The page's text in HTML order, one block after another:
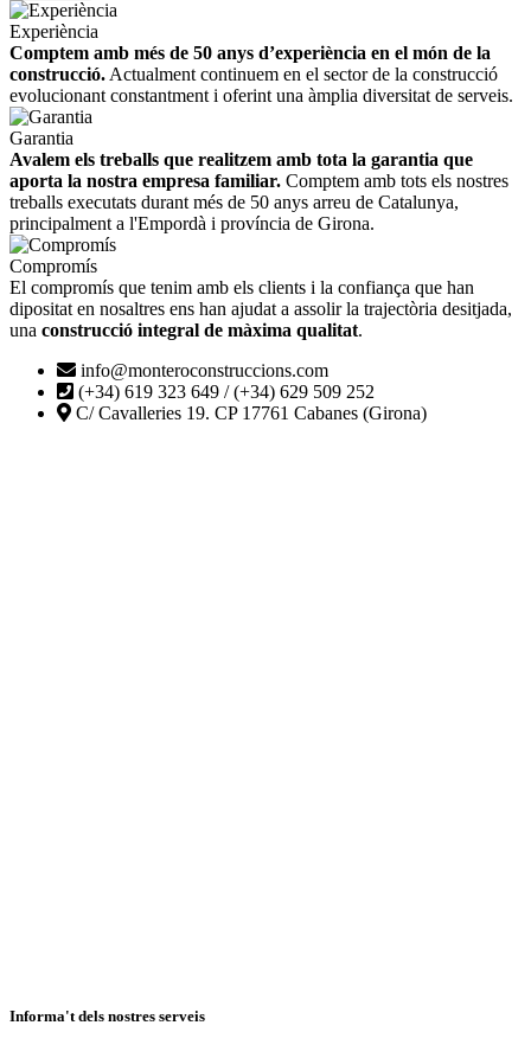
Experiència
Comptem amb més de 50 anys d’experiència en el món de la
construcció. Actualment continuem en el sector de la construcció
evolucionant constantment i oferint una àmplia diversitat de serveis.
Garantia
Avalem els treballs que realitzem amb tota la garantia que
aporta la nostra empresa familiar. Comptem amb tots els nostres
treballs executats durant més de 50 anys arreu de Catalunya,
principalment a l'Empordà i província de Girona.
Compromís
El compromís que tenim amb els clients i la confiança que han
dipositat en nosaltres ens han ajudat a assolir la trajectòria desitjada,
una construcció integral de màxima qualitat.
info@monteroconstruccions.com
(+34) 619 323 649 / (+34) 629 509 252
C/ Cavalleries 19. CP 17761 Cabanes (Girona)
Informa't dels nostres serveis